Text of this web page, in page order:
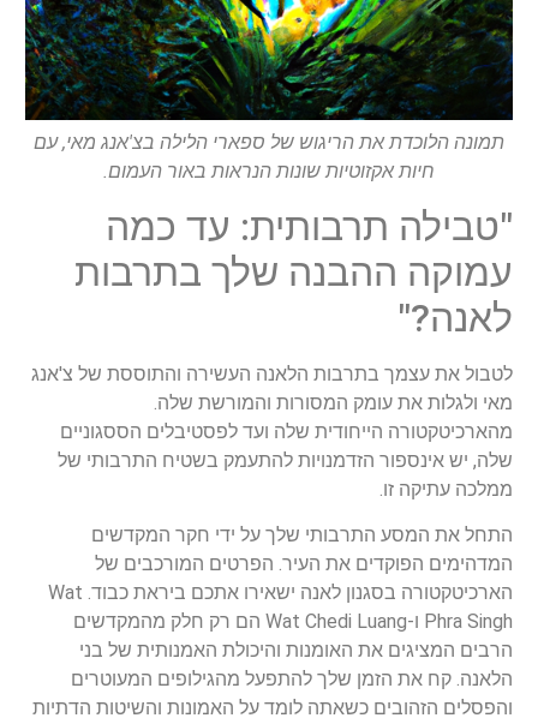
תמונה הלוכדת את הריגוש של ספארי הלילה בצ'אנג מאי, עם
חיות אקזוטיות שונות הנראות באור העמום.
"טבילה תרבותית: עד כמה
עמוקה ההבנה שלך בתרבות
לאנה?"
לטבול את עצמך בתרבות הלאנה העשירה והתוססת של צ'אנג
מאי ולגלות את עומק המסורות והמורשת שלה.
מהארכיטקטורה הייחודית שלה ועד לפסטיבלים הססגוניים
שלה, יש אינספור הזדמנויות להתעמק בשטיח התרבותי של
ממלכה עתיקה זו.
התחל את המסע התרבותי שלך על ידי חקר המקדשים
המדהימים הפוקדים את העיר. הפרטים המורכבים של
הארכיטקטורה בסגנון לאנה ישאירו אתכם ביראת כבוד. Wat
Phra Singh ו-Wat Chedi Luang הם רק חלק מהמקדשים
הרבים המציגים את האומנות והיכולת האמנותית של בני
הלאנה. קח את הזמן שלך להתפעל מהגילופים המעוטרים
והפסלים הזהובים כשאתה לומד על האמונות והשיטות הדתיות